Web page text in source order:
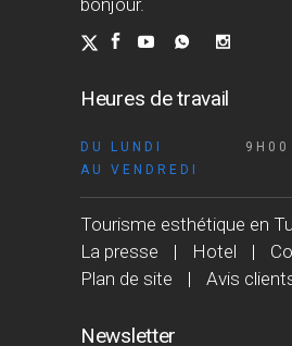
Heures de travail
DU LUNDI
AU VENDREDI
Tourisme esthétique en
La presse
Hotel
Plan de site
Avis
Newsletter